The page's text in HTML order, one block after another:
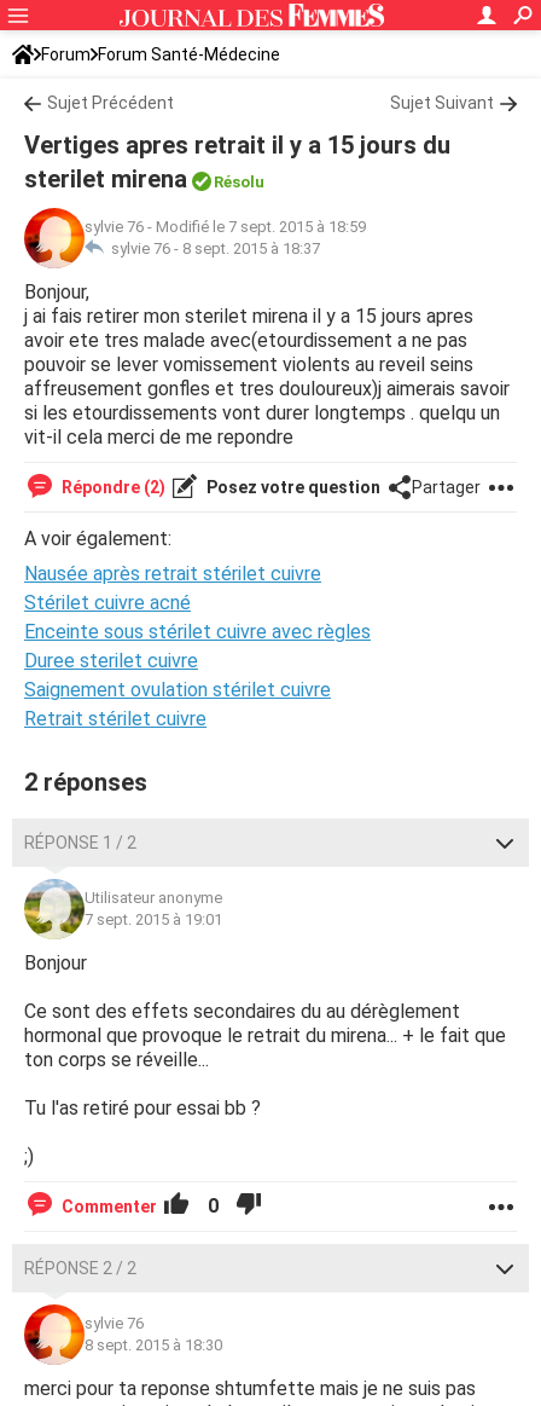
Forum Forum Santé-Médecine
Symptômes et maladies courantes
Sujet Précédent Sujet Suivant
Vertiges apres retrait il y a 15 jours du
sterilet mirena
Résolu
sylvie 76 - Modifié le 7 sept. 2015 à 18:59
sylvie 76 - 8 sept. 2015 à 18:37
Bonjour,
j ai fais retirer mon sterilet mirena il y a 15 jours apres
avoir ete tres malade avec(etourdissement a ne pas
pouvoir se lever vomissement violents au reveil seins
affreusement gonfles et tres douloureux)j aimerais savoir
si les etourdissements vont durer longtemps . quelqu un
vit-il cela merci de me repondre
Répondre (2) Posez votre question Partager
A voir également:
Nausée après retrait stérilet cuivre
Stérilet cuivre acné
Enceinte sous stérilet cuivre avec règles
Duree sterilet cuivre
Saignement ovulation stérilet cuivre
Retrait stérilet cuivre
2 réponses
RÉPONSE 1 / 2
Utilisateur anonyme
7 sept. 2015 à 19:01
Bonjour
Ce sont des effets secondaires du au dérèglement
hormonal que provoque le retrait du mirena... + le fait que
ton corps se réveille...
Tu l'as retiré pour essai bb ?
;)
Commenter 0
RÉPONSE 2 / 2
sylvie 76
8 sept. 2015 à 18:30
merci pour ta reponse shtumfette mais je ne suis pas